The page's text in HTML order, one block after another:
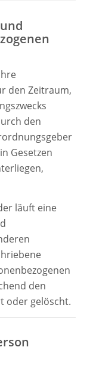
den Zeitraum,
den
Gesetzen
läuft eine
den
oder gelöscht.